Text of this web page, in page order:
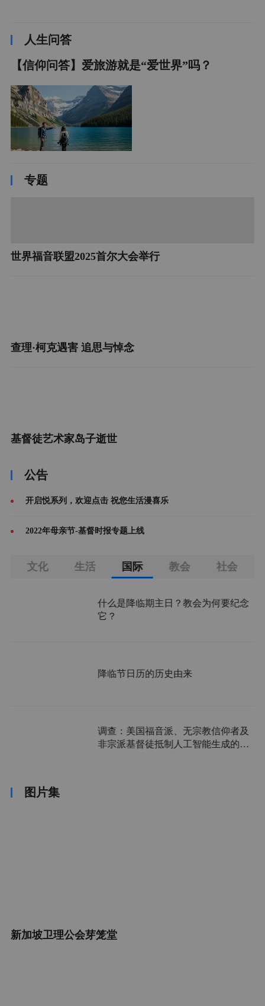
人生问答
【信仰问答】爱旅游就是“爱世界”吗？
专题
世界福音联盟2025首尔大会举行
查理·柯克遇害 追思与悼念
基督徒艺术家岛子逝世
公告
开启悦系列，欢迎点击 祝您生活漫喜乐
2022年母亲节-基督时报专题上线
文化 生活 国际 教会 社会
什么是降临期主日？教会为何要纪念
它？
降临节日历的历史由来
调查：美国福音派、无宗教信仰者及
非宗派基督徒抵制人工智能生成的视
图片集
新加坡卫理公会芽笼堂